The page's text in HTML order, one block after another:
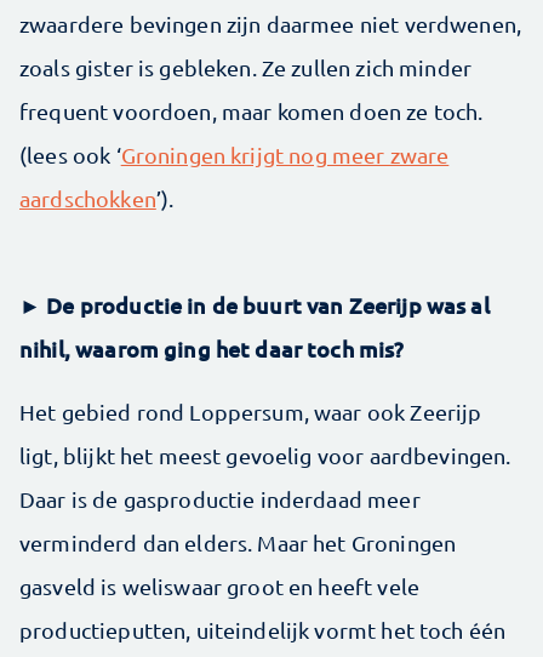
zwaardere bevingen zijn daarmee niet verdwenen,
zoals gister is gebleken. Ze zullen zich minder
frequent voordoen, maar komen doen ze toch.
(lees ook ‘Groningen krijgt nog meer zware
aardschokken’).
► De productie in de buurt van Zeerijp was al
nihil, waarom ging het daar toch mis?
Het gebied rond Loppersum, waar ook Zeerijp
ligt, blijkt het meest gevoelig voor aardbevingen.
Daar is de gasproductie inderdaad meer
verminderd dan elders. Maar het Groningen
gasveld is weliswaar groot en heeft vele
productieputten, uiteindelijk vormt het toch één